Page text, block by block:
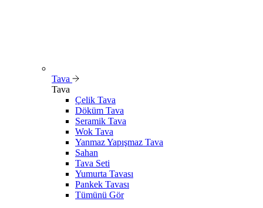
Tava
Tava
Çelik Tava
Döküm Tava
Seramik Tava
Wok Tava
Yanmaz Yapışmaz Tava
Sahan
Tava Seti
Yumurta Tavası
Pankek Tavası
Tümünü Gör